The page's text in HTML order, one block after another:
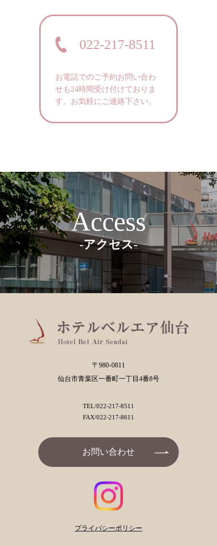
022-217-8511
お電話でのご予約お問い合わ
せも24時間受け付けておりま
す。 お気軽にご連絡下さい。
Access
-アクセス-
〒980-0811
仙台市青葉区一番町一丁目4番8号
TEL/022-217-8511
FAX/022-217-8611
お問い合わせ
プライバシーポリシー